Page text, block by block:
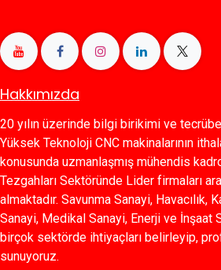
Hakkımızda
20 yılın üzerinde bilgi birikimi ve
Yüksek Teknoloji CNC makinalarının
konusunda uzmanlaşmış mühendis
Tezgahları Sektöründe Lider firmaları
almaktadır. Savunma Sanayi, Havacılık,
Sanayi, Medikal Sanayi, Enerji ve İnşaat
birçok sektörde ihtiyaçları belirleyip,
sunuyoruz.